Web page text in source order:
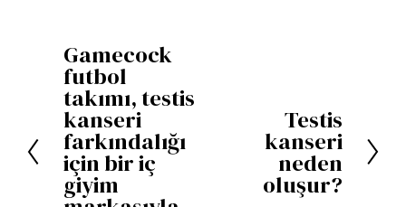
Ö
n
c
e
k
i
Gamecock
futbol
takımı, testis
kanseri
farkındalığı
için bir iç
giyim
Testis
kanseri
neden
oluşur?